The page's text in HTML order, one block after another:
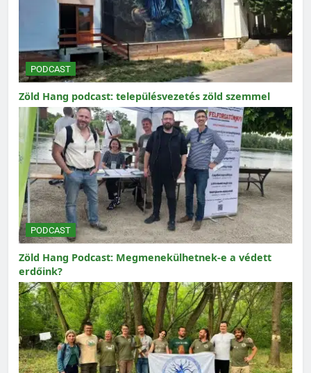
PODCAST
Zöld Hang podcast: településvezetés zöld szemmel
PODCAST
Zöld Hang Podcast: Megmenekülhetnek-e a védett
erdőink?